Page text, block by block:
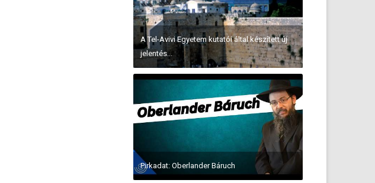
A Tel-Avivi Egyetem kutatói által készített új
jelentés...
Pirkadat: Oberlander Báruch